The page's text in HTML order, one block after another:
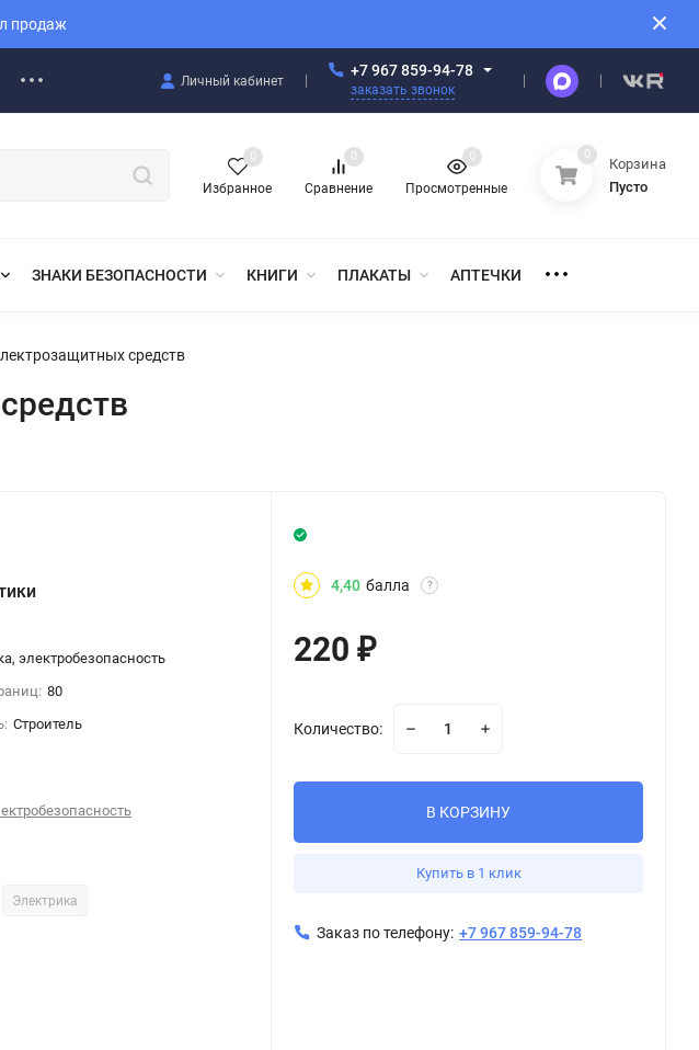
продаж
Личный кабинет
+7 967 859-94-78
заказать звонок
Избранное
0
Сравнение
0
Просмотренные
0 0
Корзина
Пусто
ЗНАКИ БЕЗОПАСНОСТИ КНИГИ ПЛАКАТЫ АПТЕЧКИ
средств
электробезопасность
80
Строитель
Электрика
4,40 балла ?
220₽
Количество:
В КОРЗИНУ
Купить в 1 клик
Заказ по телефону: +7 967 859-94-78